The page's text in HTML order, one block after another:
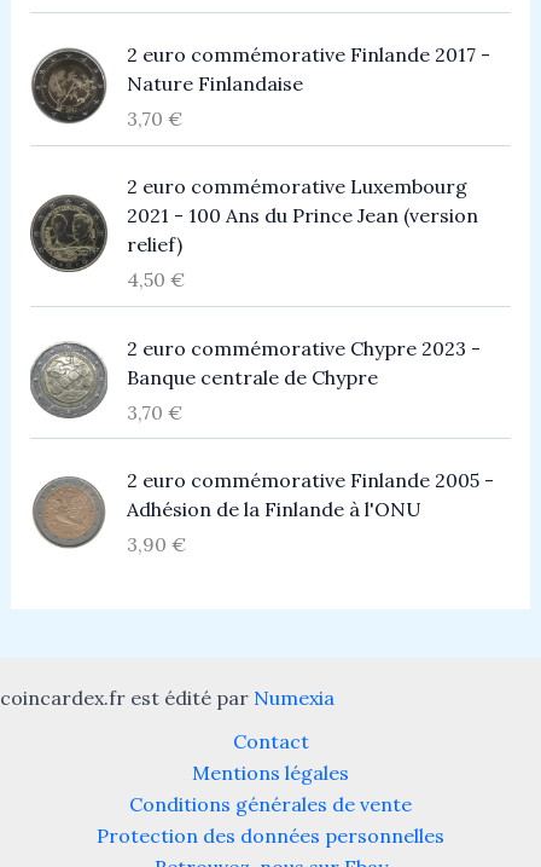
2 euro commémorative Finlande 2017 -
Nature Finlandaise
3,70 €
2 euro commémorative Luxembourg
2021 - 100 Ans du Prince Jean (version
relief)
4,50 €
2 euro commémorative Chypre 2023 -
Banque centrale de Chypre
3,70 €
2 euro commémorative Finlande 2005 -
Adhésion de la Finlande à l'ONU
3,90 €
coincardex.fr est édité par Numexia
Contact
Mentions légales
Conditions générales de vente
Protection des données personnelles